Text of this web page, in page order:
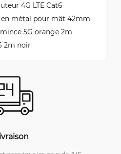
4G LTE Cat6
métal pour mât 42mm
5G orange 2m
2m noir